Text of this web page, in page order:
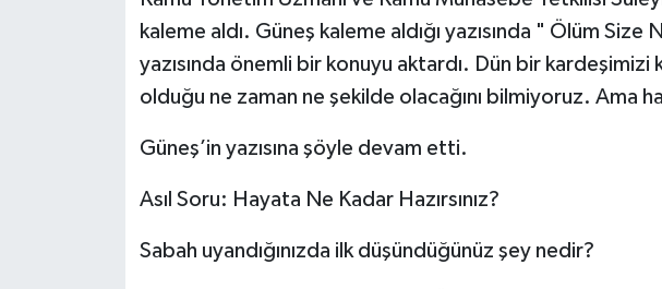
kaleme aldı. Güneş kaleme aldığı yazısında " Ölüm Size
yazısında önemli bir konuyu aktardı. Dün bir kardeşimizi
olduğu ne zaman ne şekilde olacağını bilmiyoruz. Ama
Güneş’in yazısına şöyle devam etti.
Asıl Soru: Hayata Ne Kadar Hazırsınız?
Sabah uyandığınızda ilk düşündüğünüz şey nedir?